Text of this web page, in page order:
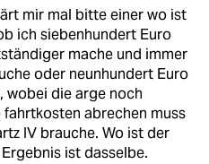
mir mal bitte einer wo ist
ich siebenhundert Euro
mache und immer
oder neunhundert Euro
wobei die arge noch
abrechen muss
IV brauche. Wo ist der
ist dasselbe.